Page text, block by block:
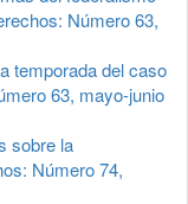
Número 63,
temporada del caso
63, mayo-junio
sobre la
Número 74,